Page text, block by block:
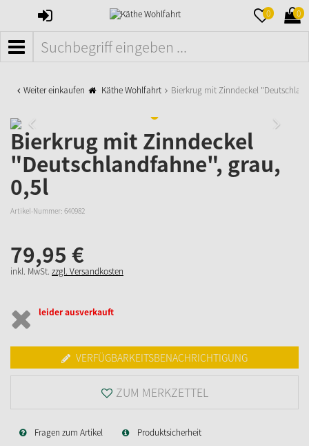
ANMELDEN 0 0
MENÜ
Weiter einkaufen Käthe Wohlfahrt Bierkrug mit Zinndeckel
Bierkrug mit Zinndeckel
"Deutschlandfahne", grau,
0,5l
Artikel-Nummer: 640982
79,95 €
inkl. MwSt. zzgl. Versandkosten
leider ausverkauft
VERFÜGBARKEITSBENACHRICHTIGUNG
ZUM MERKZETTEL
Fragen zum Artikel Produktsicherheit